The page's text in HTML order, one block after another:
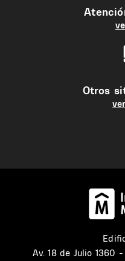
Otros
Av. 18 de Julio 1360